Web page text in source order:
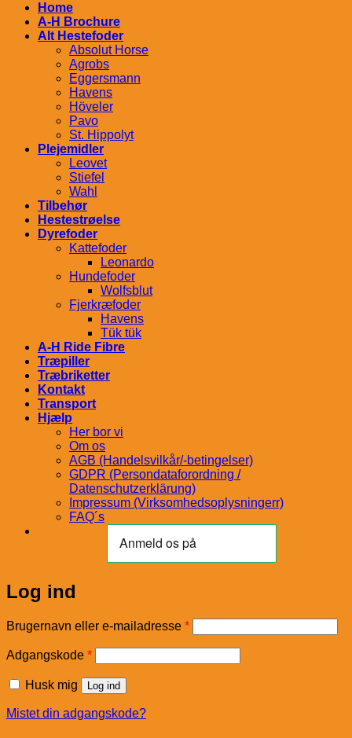
Home
A-H Brochure
Alt Hestefoder
Absolut Horse
Agrobs
Eggersmann
Havens
Höveler
Pavo
St. Hippolyt
Plejemidler
Leovet
Stiefel
Wahl
Tilbehør
Hestestrøelse
Dyrefoder
Kattefoder
Leonardo
Hundefoder
Wolfsblut
Fjerkræfoder
Havens
Tük tük
A-H Ride Fibre
Træpiller
Træbriketter
Kontakt
Transport
Hjælp
Her bor vi
Om os
AGB (Handelsvilkår/-betingelser)
GDPR (Persondataforordning /
Datenschutzerklärung)
Impressum (Virksomhedsoplysningerr)
FAQ´s
Log ind
Brugernavn eller e-mailadresse *Påkrævet
Adgangskode *Påkrævet
Husk mig Log ind
Mistet din adgangskode?